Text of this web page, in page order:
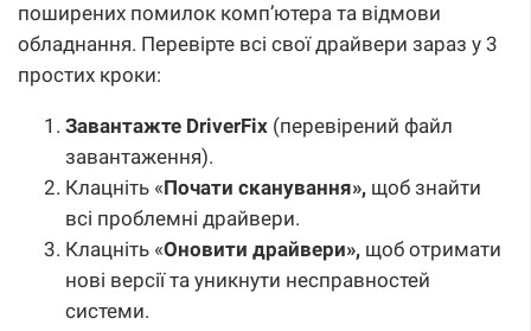
поширених помилок комп’ютера та відмови
обладнання. Перевірте всі свої драйвери зараз у 3
простих кроки:
Завантажте DriverFix (перевірений файл
завантаження).
Клацніть «Почати сканування», щоб знайти
всі проблемні драйвери.
Клацніть «Оновити драйвери», щоб отримати
нові версії та уникнути несправностей
системи.